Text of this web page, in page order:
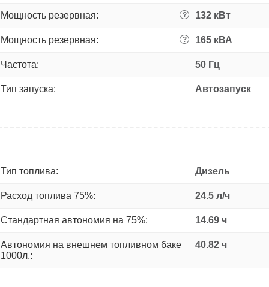
Мощность резервная: ? 132 кВт
Мощность резервная: ? 165 кВА
Частота: 50 Гц
Тип запуска: Автозапуск
Тип топлива: Дизель
Расход топлива 75%: 24.5 л/ч
Стандартная автономия на 75%: 14.69 ч
Автономия на внешнем топливном баке
1000л.:
40.82 ч